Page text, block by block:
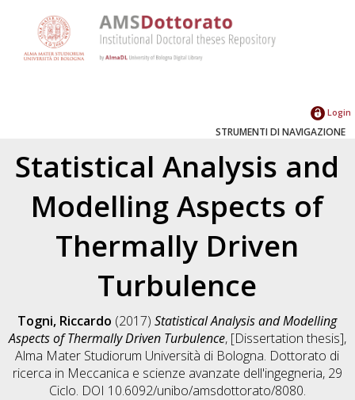
Login
STRUMENTI DI NAVIGAZIONE
Statistical Analysis and
Modelling Aspects of
Thermally Driven
Turbulence
Togni, Riccardo (2017)Statistical Analysis and Modelling
Aspects of Thermally Driven Turbulence, [Dissertation thesis],
Alma Mater Studiorum Università di Bologna. Dottorato di
ricerca in Meccanica e scienze avanzate dell'ingegneria, 29
Ciclo. DOI 10.6092/unibo/amsdottorato/8080.